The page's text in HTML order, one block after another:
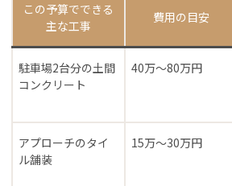
この予算でできる
主な工事
費用の目安
駐車場2台分の土間
コンクリート
40万〜80万円
アプローチのタイ
ル舗装
15万〜30万円